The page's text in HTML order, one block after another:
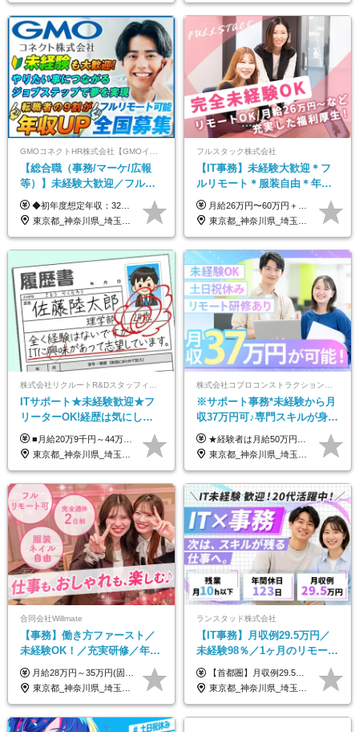
【総合職（事務/マーケ/広報
等）】未経験大歓迎／フルリ
モ可で全国募集！年収アップ
多数★年休最大130日★
◆初年度想定年収：320万円〜840万円 【関東／一都三県】月給24万円〜70万円 【関西・東海地方】月給23万円〜65万円 【その他の地方等】月給22万円〜60万円 ※ご経験・スキル・前職給与などを考慮の上決定いたします。 ◉固定残業代制（固定残業代10,000円含） 固定残業代は7時間分・時間超過分は追加支給 ≪月給例≫ ・月給54万円（29歳／入社3年目） ・月給38万円（26歳／入社2年目） ・月給28万円（24歳／入社1年目） ※試用期間は6ヶ月で、その間の雇用形態は契約社員です。そのほかの条件に変更はありません。
東京都_神奈川県_埼玉県_千葉県_大阪府_愛知県_北海道_青森県_岩手県_宮城県_秋田県_山形県_福島県_茨城県_栃木県_群馬県_新潟県_山梨県_長野県_富山県_石川県_福井県_静岡県_岐阜県_三重県_兵庫県_京都府_滋賀県_奈良県_和歌山県_広島県_岡山県_鳥取県_島根県_山口県_徳島県_香川県_愛媛県_高知県_福岡県_熊本県_佐賀県_長崎県_大分県_宮崎県_鹿児島県_沖縄県
フルスタック株式会社
【IT事務】未経験大歓迎＊フ
ルリモート＊服装自由＊年休
125日以上＊残業なし＊月給26
万円以上
月給26万円〜60万円＋諸手当＋インセンティブ（２種）＋賞与 ★Point 設立から9ヶ月で全社員2万円の昇給実績 ※成果はしっかりと還元いたします！ ★Point 100％年収UPでの待遇提示も可能！ ※経験者であれば、100％年収アップも実現可能です。 ※試用期間最大2ヶ月/月給22万円〜
東京都_神奈川県_埼玉県_千葉県_茨城県
ITサポート★未経験歓迎★フ
リーターOK!経歴は気にしな
くて大丈夫★超大手リクルー
トグループの正社員/sg
■月給20万9千円～44万円 ※経験・能力・前給を考慮の上、決定いたします ※時間外手当100％支給 ※派遣就業先が変更となる場合には、就業規則、労使協定等に基づき賃金が変更となる可能性があります 「とにかく私生活重視」「残業があっても稼ぎたい」といった希望も配属の際に考慮します。 ＜手当＞ ■職務担当手当 ■通勤手当（上限月3万円） ■残業手当（全額支給） ■住宅手当（5割を会社負担／就業規則に定めるところによる） ■扶養手当 ■別居手当 ■資格試験受講料補助（資格ごとに社内規定により決定） ■資格取得奨励金 （資格により2万円～20万円の祝金支給） ◎一例 ・基本情報技術者（5万円） ・プロジェクトマネージャー試験（10万円） ・応用情報技術者試験（10万円） ・ITストラテジスト試験（10万円） ・エンベデッドシステムスペシャリスト試験（10万円） ・ディジタル技術検定（情報1級：10万円、制御1級：10万円、情報2級、制御2級：5万円 ・TOEIC（R）テスト（600～729点：5万円、 730～799点：10万円、800点以上：15万円） など
東京都_神奈川県_埼玉県_千葉県_大阪府_愛知県_青森県_岩手県_宮城県_秋田県_山形県_福島県_茨城県_栃木県_群馬県_山梨県_長野県_福井県_静岡県_岐阜県_三重県_兵庫県_京都府_滋賀県_奈良県_広島県_岡山県_山口県_香川県_福岡県_熊本県_佐賀県_長崎県_大分県_宮崎県_鹿児島県
※サポート事務*未経験から月
収37万円可♪専門スキルが身に
付く！Web面接＆リモート研
修も充実♪/a
★経験者は月給50万円～90万円 【首都圏】 月給30万1230円〜 ⇒基本22万7000円+地域6万4230円+皆勤1万円 【群馬/栃木/茨城】 月給28万1090円〜 ⇒基本23万4000円+地域3万7090円+皆勤1万円 【大阪/京都/兵庫】 月給30万130円〜 ⇒基本23万5000円+地域5万5130円+皆勤1万円 【静岡/愛知/岐阜/三重】 月給28万5840円〜 ⇒基本23万円+地域4万5840円+皆勤1万円 【北海道】 月給25万2960円〜 ⇒基本22万4000円+地域1万8960円+皆勤1万円 【福岡/佐賀/長崎/大分/熊本】 月給25万800円〜 ⇒基本21万8000円+地域2万2800円+皆勤1万円 【宮城/山形/福島】 月給25万580円〜 ⇒基本21万8000円+地域2万2580円+皆勤1万円 【広島/岡山/山口】 月給27万1090円〜 ⇒基本23万4000円+地域2万7090円+皆勤1万円 ※残業代は1分単位で全額支給（みなし残業制度なし） ※上記給与は最低支給額です。経験・能力に応じて決定致します ※試用期間1ヶ月、最大6ヶ月まで延長する可能性あり(条件変更なし) ※今期より新賃金体系へ移行しました。詳細は面接時にご説明します
東京都_神奈川県_埼玉県_大阪府_愛知県_北海道_宮城県_広島県_福岡県
合同会社Willmate
【事務】働き方ファースト／
未経験OK！／充実研修／年休
127日～／残業なし／平均20代
／リモートOK
月給28万円～35万円(固定残業代含む)+インセンティブ＋各種手当 ※経験・能力等を考慮の上、決定します。 ※残業はほとんどありませんが、発生した場合は時間外手当を100％支給します。 【固定残業代について】 なし（残業代は、実際の労働時間に応じて別途全額支給）
東京都_神奈川県_埼玉県_千葉県_大阪府_愛知県_北海道_青森県_岩手県_宮城県_秋田県_山形県_福島県_茨城県_栃木県_群馬県_新潟県_山梨県_長野県_富山県_石川県_福井県_静岡県_岐阜県_三重県_兵庫県_京都府_滋賀県_奈良県_和歌山県_広島県_岡山県_鳥取県_島根県_山口県_徳島県_香川県_愛媛県_高知県_福岡県_熊本県_佐賀県_長崎県_大分県_宮崎県_鹿児島県_沖縄県_海外
ランスタッド株式会社
【IT事務】月収例29.5万円／
未経験98％／1ヶ月のリモート
研修／既卒・第二新卒歓迎／
年間休日123日/OW
【首都圏】月収例29.5万円（月給26万円＋諸手当） 【東海・関西】月収例28.5万円（月給25万円＋諸手当） 【九州】月収例26万円（月給23万円＋諸手当） ※経験・スキル・前職給与を踏まえ、総合的に判断して決定します。 例：首都圏 月収例31万円（月給27万円＋諸手当） ◆各種手当 ・通勤手当（上限4万円まで） ・残業代手当（1分単位で全額支給） ※固定残業代制は採用しておりません ・資格取得支援 ◆昇給：年1回 ◆補足 ・研修中1ヶ月間は、時給1670円となります。 ・試用期間6ヶ月あり。その間の待遇に変更はありません。 ※詳細は面接時にご案内します。
東京都_神奈川県_埼玉県_千葉県_大阪府_愛知県_兵庫県_京都府_福岡県